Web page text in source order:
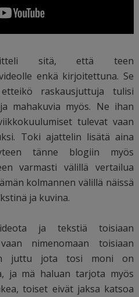
sitä, että teen
enkä kirjoitettuna. Se
raskausjuttuja tulisi
mahakuvia myös. Ne ihan
tulevat vaan
Toki ajattelin lisätä aina
tänne blogiin myös
varmasti välillä vertailua
kolmannen välillä näissä
ja kuvina.
ja tekstiä toisiaan
nimenomaan toisiaan
juttu jota tosi moni on
ja mä haluan tarjota myös
toiset eivät jaksa katsoa